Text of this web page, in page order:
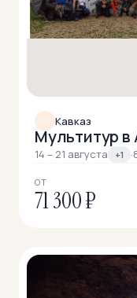
Кавказ
Мультитур в
14 – 21 августа +1 ·
ОТ
71 300 ₽